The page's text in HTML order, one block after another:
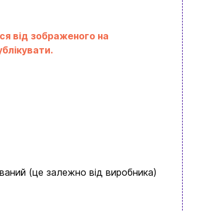
від зображеного на
(це залежно від виробника)